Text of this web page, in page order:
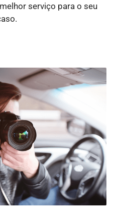
serviço para o seu